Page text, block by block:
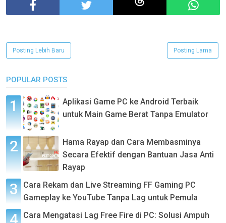
Posting Lebih Baru Posting Lama
POPULAR POSTS
Aplikasi Game PC ke Android Terbaik
untuk Main Game Berat Tanpa Emulator
Hama Rayap dan Cara Membasminya
Secara Efektif dengan Bantuan Jasa Anti
Rayap
Cara Rekam dan Live Streaming FF Gaming PC
Gameplay ke YouTube Tanpa Lag untuk Pemula
Cara Mengatasi Lag Free Fire di PC: Solusi Ampuh